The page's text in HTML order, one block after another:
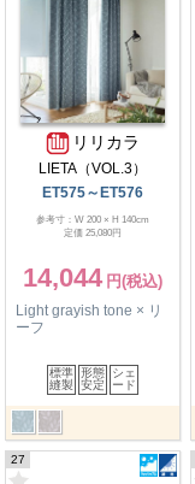
リリカラ
LIETA（VOL.3）
ET575～ET576
参考寸：W 200 × H 140cm
定価 25,080円
14,044
Light grayish tone × リ
ーフ
標準
縫製
形態
安定
シェ
ード
27